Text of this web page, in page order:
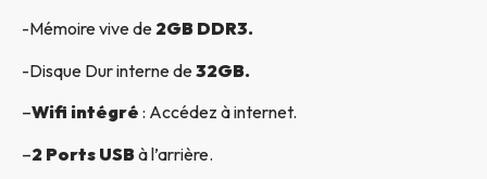
-Mémoire vive de 2GB DDR3.
-Disque Dur interne de32GB.
–Wifi intégré : Accédez à internet.
–2 Ports USBà l’arrière.